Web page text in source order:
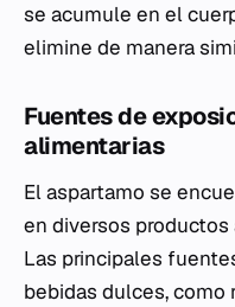
se acumule en el
elimine de manera
Fuentes de
alimentarias
El aspartamo se
en diversos
Las principales
bebidas dulces, como